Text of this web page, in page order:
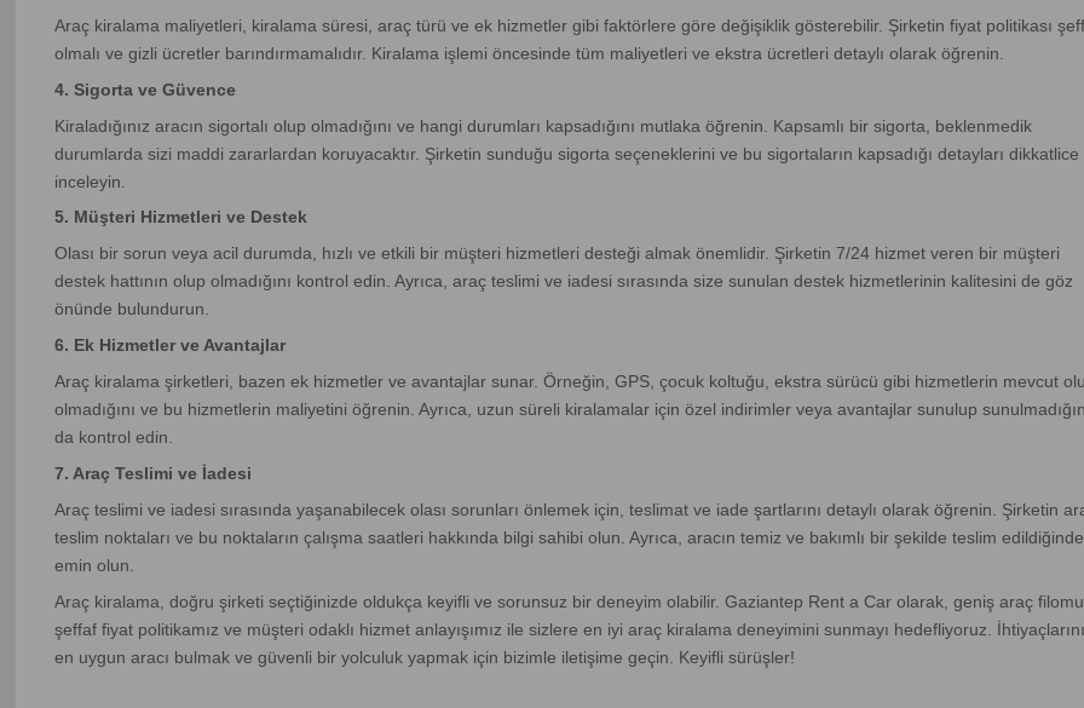
Araç kiralama maliyetleri, kiralama süresi, araç türü ve ek hizmetler gibi faktörlere göre değişiklik gösterebilir. Şirketin fiyat politikası
olmalı ve gizli ücretler barındırmamalıdır. Kiralama işlemi öncesinde tüm maliyetleri ve ekstra ücretleri detaylı olarak öğrenin.
4. Sigorta ve Güvence
Kiraladığınız aracın sigortalı olup olmadığını ve hangi durumları kapsadığını mutlaka öğrenin. Kapsamlı bir sigorta, beklenmedik
durumlarda sizi maddi zararlardan koruyacaktır. Şirketin sunduğu sigorta seçeneklerini ve bu sigortaların kapsadığı detayları dikkatlice
inceleyin.
5. Müşteri Hizmetleri ve Destek
Olası bir sorun veya acil durumda, hızlı ve etkili bir müşteri hizmetleri desteği almak önemlidir. Şirketin 7/24 hizmet veren bir müşteri
destek hattının olup olmadığını kontrol edin. Ayrıca, araç teslimi ve iadesi sırasında size sunulan destek hizmetlerinin kalitesini de göz
önünde bulundurun.
6. Ek Hizmetler ve Avantajlar
Araç kiralama şirketleri, bazen ek hizmetler ve avantajlar sunar. Örneğin, GPS, çocuk koltuğu, ekstra sürücü gibi hizmetlerin mevcut
olmadığını ve bu hizmetlerin maliyetini öğrenin. Ayrıca, uzun süreli kiralamalar için özel indirimler veya avantajlar sunulup
da kontrol edin.
7. Araç Teslimi ve İadesi
Araç teslimi ve iadesi sırasında yaşanabilecek olası sorunları önlemek için, teslimat ve iade şartlarını detaylı olarak öğrenin. Şirketin
teslim noktaları ve bu noktaların çalışma saatleri hakkında bilgi sahibi olun. Ayrıca, aracın temiz ve bakımlı bir şekilde teslim
emin olun.
Araç kiralama, doğru şirketi seçtiğinizde oldukça keyifli ve sorunsuz bir deneyim olabilir. Gaziantep Rent a Car olarak, geniş araç
şeffaf fiyat politikamız ve müşteri odaklı hizmet anlayışımız ile sizlere en iyi araç kiralama deneyimini sunmayı hedefliyoruz.
en uygun aracı bulmak ve güvenli bir yolculuk yapmak için bizimle iletişime geçin. Keyifli sürüşler!